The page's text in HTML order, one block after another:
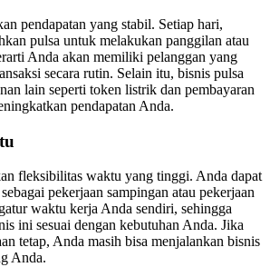
pendapatan yang stabil. Setiap hari,
pulsa untuk melakukan panggilan atau
Anda akan memiliki pelanggan yang
secara rutin. Selain itu, bisnis pulsa
lain seperti token listrik dan pembayaran
pendapatan Anda.
fleksibilitas waktu yang tinggi. Anda dapat
pekerjaan sampingan atau pekerjaan
waktu kerja Anda sendiri, sehingga
ini sesuai dengan kebutuhan Anda. Jika
tetap, Anda masih bisa menjalankan bisnis
Anda.